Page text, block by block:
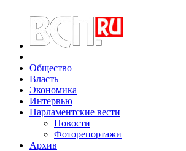
Общество
Власть
Экономика
Интервью
Парламентские вести
Новости
Фоторепортажи
Архив